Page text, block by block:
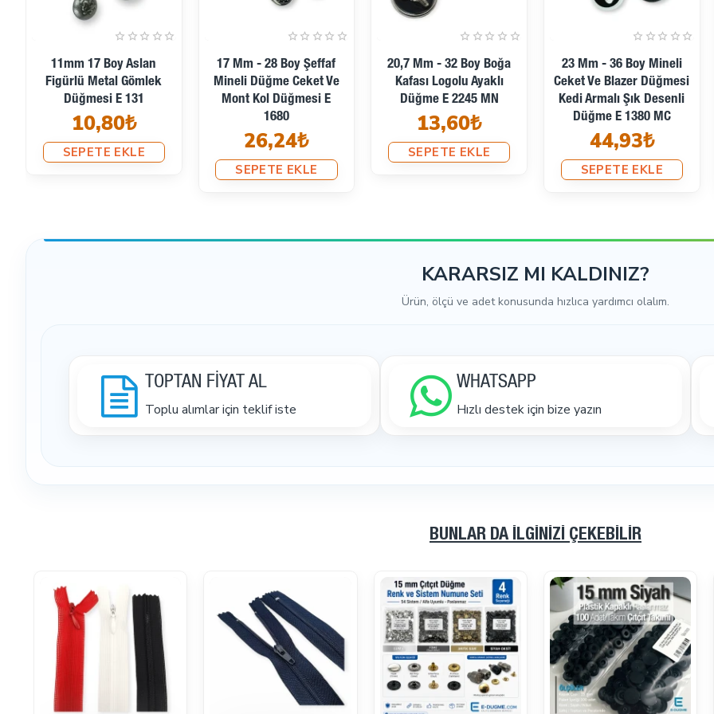
--------------------
Kargo:
Ürünlerimizi size en hızlı şekilde ulaştırmak için en ucuz nakliye şirketleri ile çalışıyoruz. Hazır ürünlerimizi siparişinizi
birlikte çalıştığımız kargo firmaları 2-5 gün içerisinde size ulaşacağının sözünü veriyor. Hazır olmayan ürünler için hazırlık
veya daha fazla beklemek ister?
25 Mm - 40 Boy Şeffaf
Mineli Ayaklı Düğme
Ceket Ve Mont Düğmesi
E 1678
29,21₺
29mm 45 Boy Sade Metal
Gömlek Düğmesi E 752
7,72₺
SEPETE EKLE
Altın Kaplama Bluz
Gömlek Ceket Kol
Düğmesi 15 Mm - 24 Boy
E 118 MN V1
22,77₺
İndirimde
Altın Kaplama Ceket Kol
Düğmesi 15 Mm - 24 Boy
8 Li Düğme Seti E 118
SET8
481,01₺
397,84₺
SEPETE EKLE
KARARSIZ MI KALDINIZ?
Ürün, ölçü ve adet konusunda hızlıca yardımcı olalım.
TOPTAN FİYAT AL
Toplu alımlar için teklif iste
WHATSAPP
Hızlı destek için bize yazın
BUNLAR DA İLGINIZI ÇEKEBILIR